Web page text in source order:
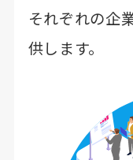
それぞれの企
供します。